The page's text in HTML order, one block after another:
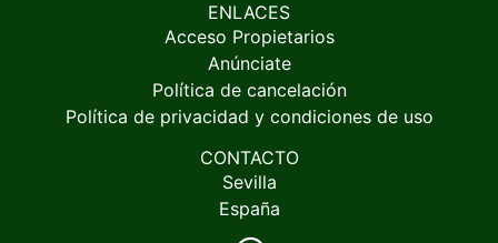
ENLACES
Acceso Propietarios
Anúnciate
Política de cancelación
Política de privacidad y condiciones de uso
CONTACTO
Sevilla
España